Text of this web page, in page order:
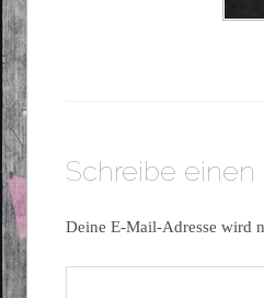
Schreibe
Deine E-Mail-Adresse wird